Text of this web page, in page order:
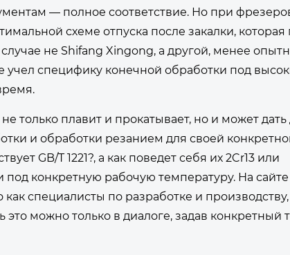
— полное соответствие. Но при
схеме отпуска после закалки, которая
не Shifang Xingong, а другой, менее
специфику конечной обработки под
не только плавит и прокатывает, но и может
и обработки резанием для своей
GB/T 1221?, а как поведет себя их 2Cr13 или
конкретную рабочую температуру. На сайте
специалисты по разработке и производству,
можно только в диалоге, задав конкретный